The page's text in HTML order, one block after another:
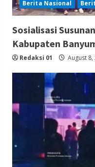
Berita Nasional
Sosialisasi
Kabupaten
Redaksi 01 August 8,